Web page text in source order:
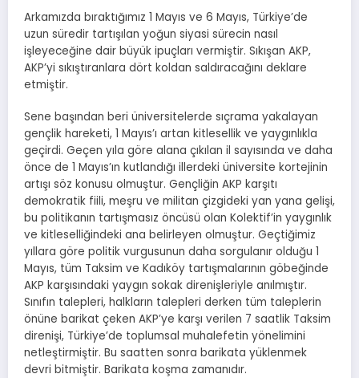
Arkamızda bıraktığımız 1 Mayıs ve 6 Mayıs, Türkiye’de
uzun süredir tartışılan yoğun siyasi sürecin nasıl
işleyeceğine dair büyük ipuçları vermiştir. Sıkışan AKP,
AKP’yi sıkıştıranlara dört koldan saldıracağını deklare
etmiştir.
Sene başından beri üniversitelerde sıçrama yakalayan
gençlik hareketi, 1 Mayıs’ı artan kitlesellik ve yaygınlıkla
geçirdi. Geçen yıla göre alana çıkılan il sayısında ve daha
önce de 1 Mayıs’ın kutlandığı illerdeki üniversite kortejinin
artışı söz konusu olmuştur. Gençliğin AKP karşıtı
demokratik fiili, meşru ve militan çizgideki yan yana gelişi,
bu politikanın tartışmasız öncüsü olan Kolektif’in yaygınlık
ve kitleselliğindeki ana belirleyen olmuştur. Geçtiğimiz
yıllara göre politik vurgusunun daha sorgulanır olduğu 1
Mayıs, tüm Taksim ve Kadıköy tartışmalarının göbeğinde
AKP karşısındaki yaygın sokak direnişleriyle anılmıştır.
Sınıfın talepleri, halkların talepleri derken tüm taleplerin
önüne barikat çeken AKP’ye karşı verilen 7 saatlik Taksim
direnişi, Türkiye’de toplumsal muhalefetin yönelimini
netleştirmiştir. Bu saatten sonra barikata yüklenmek
devri bitmiştir. Barikata koşma zamanıdır.